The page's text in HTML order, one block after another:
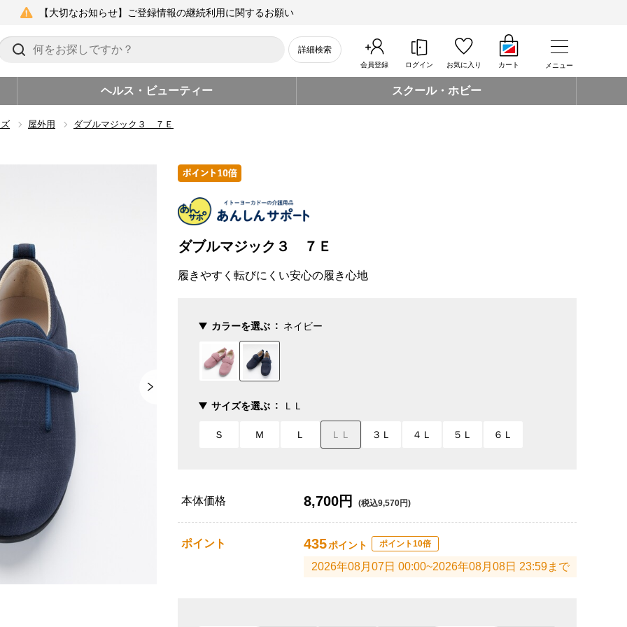
【大切なお知らせ】ご登録情報の継続利用に関するお願い
詳細検索
会員登録 ログイン お気に入り カート メニュー
ヘルス・ビューティー スクール・ホビー
屋外用 ダブルマジック３ ７Ｅ
ダブルマジック３ ７Ｅ
履きやすく転びにくい安心の履き心地
カラーを選ぶ ネイビー
サイズを選ぶ ＬＬ
Ｓ Ｍ Ｌ ＬＬ ３Ｌ ４Ｌ ５Ｌ ６Ｌ
本体価格 8,700円 (税込9,570円)
ポイント 435ポイント ポイント10倍
2026年08月07日 00:00~2026年08月08日 23:59まで